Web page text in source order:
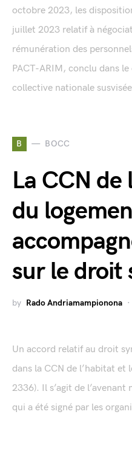
octobre 2023, les
juillet 2023 relatif à
rémunération des
PACT-ARIM, conclu dans
collective nationale
B BOCC
La CCN de
du
sur le droit
by Rado Andriamampionona
Un accord relatif au droit
dans la CCN de l’habitat et
2336). Il s’agit de
qui a été signé par les